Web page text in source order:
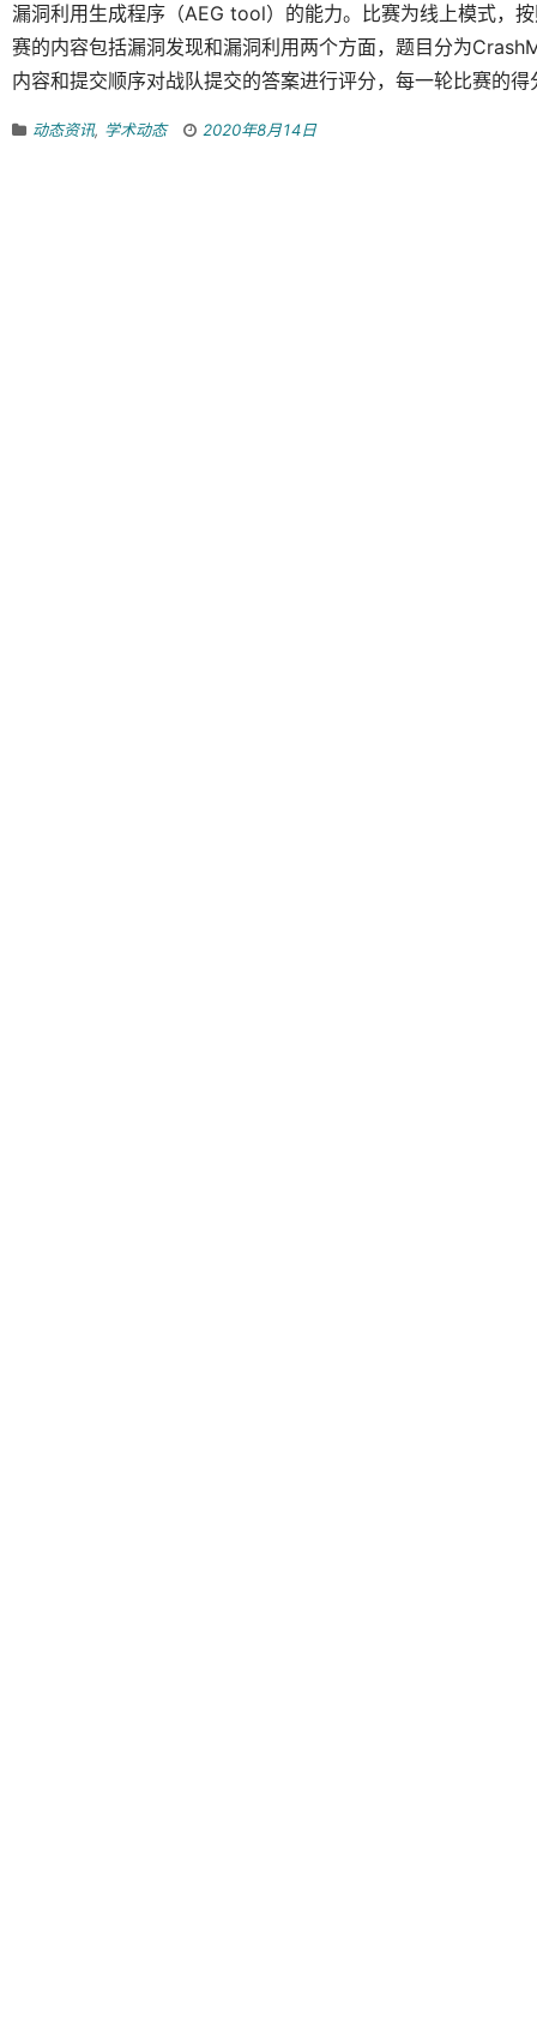
漏洞利用生成程序（AEG tool）的能力。比赛为线上模式，
赛的内容包括漏洞发现和漏洞利用两个方面，题目分为
内容和提交顺序对战队提交的答案进行评分，每一轮比赛的
动态资讯, 学术动态 2020年8月14日